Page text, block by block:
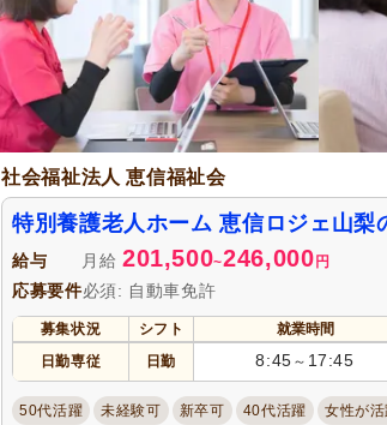
社会福祉法人 恵信福祉会
特別養護老人ホーム 恵信ロジェ山梨
給与 月給 201,500~246,000円
応募要件必須: 自動車免許
募集状況 シフト 就業時間
日勤専従
日勤 8:45 ～ 17:45
50代活躍 未経験可 新卒可 40代活躍 女性が活